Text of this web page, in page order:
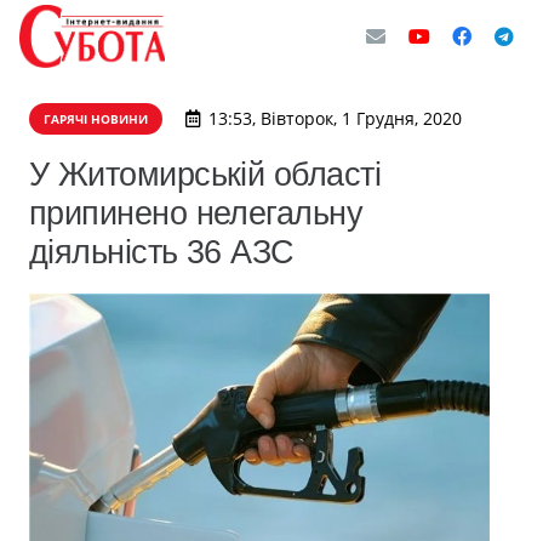
ГАРЯЧІ НОВИНИ 13:53, Вівторок, 1 Грудня, 2020
У Житомирській області
припинено нелегальну
діяльність 36 АЗС